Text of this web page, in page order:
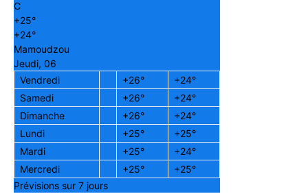
C
+25°
+24°
Mamoudzou
Jeudi, 06
Vendredi
+26° +24°
Samedi
+26° +24°
Dimanche
+26° +24°
Lundi
+25° +25°
Mardi
+25° +24°
Mercredi
+25° +25°
Prévisions sur 7 jours